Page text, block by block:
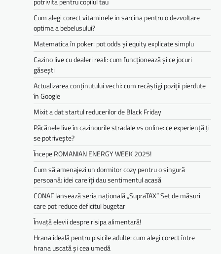
Cum alegi corect vitaminele in sarcina pentru o dezvoltare
optima a bebelusului?
Matematica în poker: pot odds și equity explicate simplu
Cazino live cu dealeri reali: cum funcționează și ce jocuri
găsești
Actualizarea conținutului vechi: cum recâștigi poziții pierdute
în Google
Mixit a dat startul reducerilor de Black Friday
Păcănele live în cazinourile stradale vs online: ce experiență ți
se potrivește?
Începe ROMANIAN ENERGY WEEK 2025!
Cum să amenajezi un dormitor cozy pentru o singură
persoană: idei care îți dau sentimentul acasă
CONAF lansează seria națională „SupraTAX” Set de măsuri
care pot reduce deficitul bugetar
Învață elevii despre risipa alimentară!
Hrana ideală pentru pisicile adulte: cum alegi corect între
hrana uscată și cea umedă